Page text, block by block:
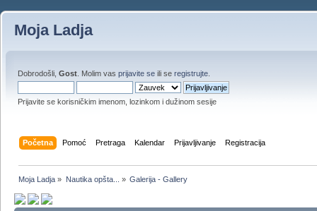
Moja Ladja
Dobrodošli, Gost . Molim vas prijavite se ili se registrujte
Prijavite se korisničkim imenom, lozinkom i dužinom sesije
Početna Pomoć Pretraga Kalendar Prijavljivanje Registracija
Moja Ladja » Nautika opšta... » Galerija - Gallery